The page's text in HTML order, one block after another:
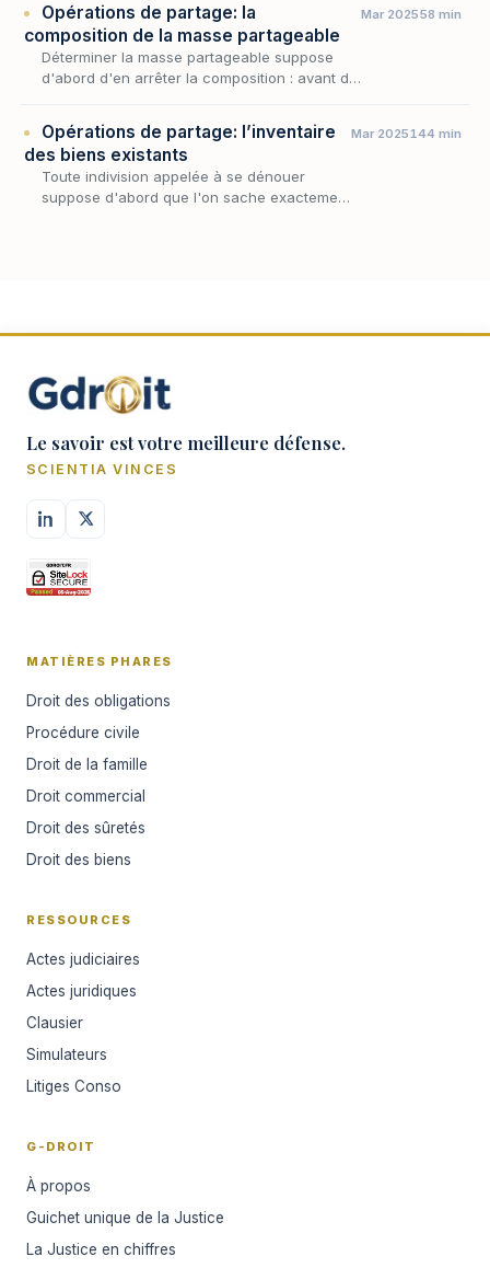
qu'est…
Opérations de partage: la
composition de la masse partageable
Déterminer la masse partageable suppose
d'abord d'en arrêter la composition : avant de
l…
Mar 202558 min
Opérations de partage: l’inventaire
des biens existants
Toute indivision appelée à se dénouer
suppose d'abord que l'on sache exactement
Mar 2025144 min
Le savoir est votre meilleure défense.
SCIENTIA VINCES
MATIÈRES PHARES
Droit des obligations
Procédure civile
Droit de la famille
Droit commercial
Droit des sûretés
Droit des biens
RESSOURCES
Actes judiciaires
Actes juridiques
Clausier
Simulateurs
Litiges Conso
G-DROIT
À propos
Guichet unique de la Justice
La Justice en chiffres